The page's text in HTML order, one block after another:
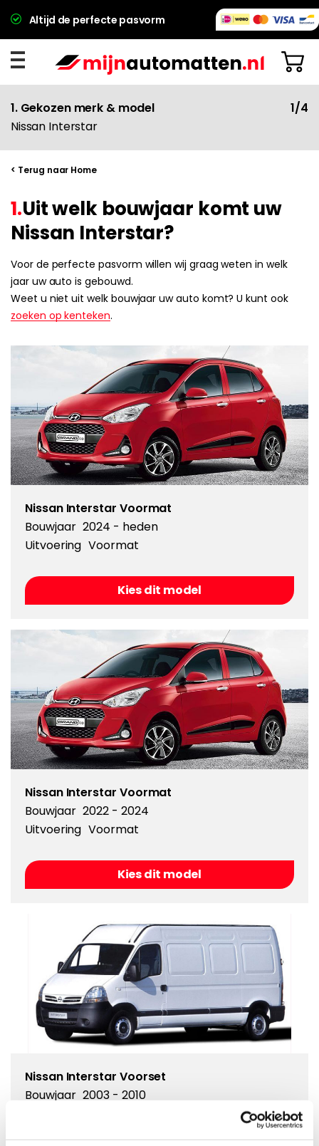
Altijd de perfecte pasvorm
1. Gekozen merk & model
Nissan Interstar
1/4
< Terug naar Home
1.Uit welk bouwjaar komt uw
Nissan Interstar?
Voor de perfecte pasvorm willen wij graag weten in welk
jaar uw auto is gebouwd.
Weet u niet uit welk bouwjaar uw auto komt? U kunt ook
zoeken op kenteken.
Nissan Interstar Voormat
Bouwjaar 2024 - heden
Uitvoering Voormat
Kies dit model
Nissan Interstar Voormat
Bouwjaar 2022 - 2024
Uitvoering Voormat
Kies dit model
Nissan Interstar Voorset
Bouwjaar 2003 - 2010